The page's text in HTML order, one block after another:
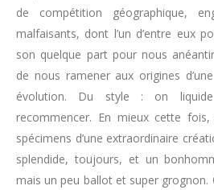
de compétition géographique,
malfaisants, dont l’un d’entre eux
son quelque part pour nous
de nous ramener aux origines
évolution. Du style : on
recommencer. En mieux cette
spécimens d’une extraordinaire
splendide, toujours, et un
mais un peu ballot et super grognon.